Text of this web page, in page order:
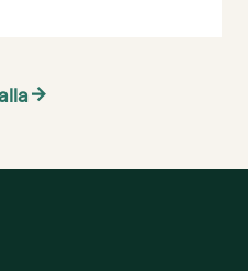
arrow_forward